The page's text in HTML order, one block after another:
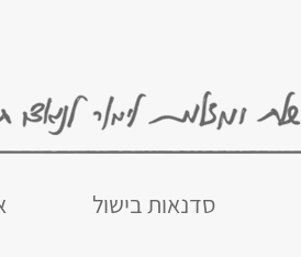
סדנאות בישול